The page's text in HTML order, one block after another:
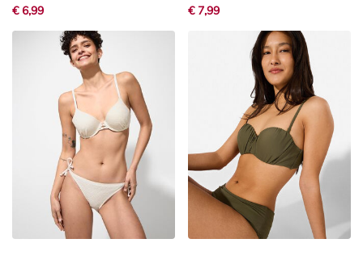
€ 6,99 € 7,99